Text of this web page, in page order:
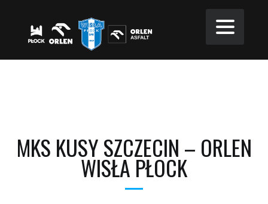
MKS KUSY SZCZECIN – ORLEN
WISŁA PŁOCK